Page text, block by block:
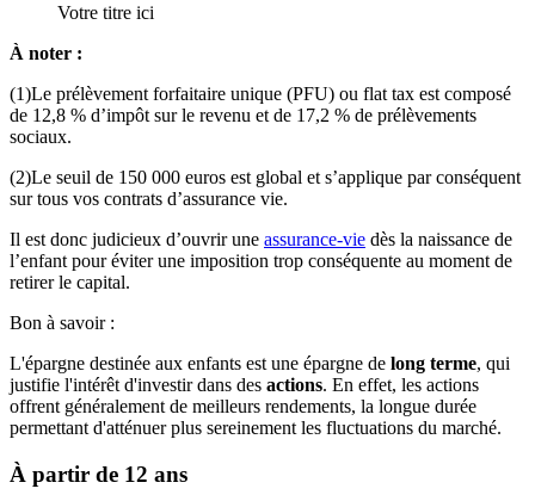
Votre titre ici
À noter :
(1)Le prélèvement forfaitaire unique (PFU) ou flat tax est composé
de 12,8 % d’impôt sur le revenu et de 17,2 % de prélèvements
sociaux.
(2)Le seuil de 150 000 euros est global et s’applique par conséquent
sur tous vos contrats d’assurance vie.
Il est donc judicieux d’ouvrir une assurance-vie dès la naissance de
l’enfant pour éviter une imposition trop conséquente au moment de
retirer le capital.
Bon à savoir :
L'épargne destinée aux enfants est une épargne de long terme, qui
justifie l'intérêt d'investir dans des actions. En effet, les actions
offrent généralement de meilleurs rendements, la longue durée
permettant d'atténuer plus sereinement les fluctuations du marché.
À partir de 12 ans